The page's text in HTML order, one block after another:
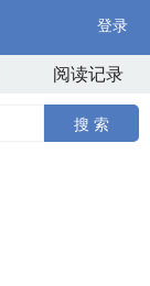
登录
阅读记录
搜 索